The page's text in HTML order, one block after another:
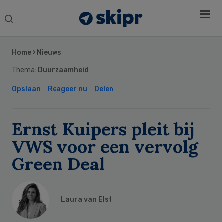
Search
Home › Nieuws
Thema: Duurzaamheid
Opslaan Reageer nu Delen
Ernst Kuipers pleit bij
VWS voor een vervolg
Green Deal
Laura van Elst
Sidebar